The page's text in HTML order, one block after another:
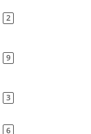
2
9
3
6